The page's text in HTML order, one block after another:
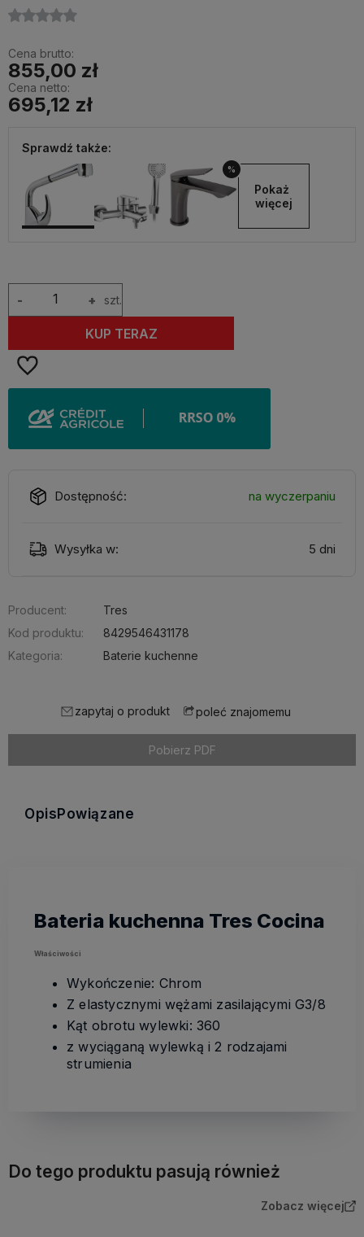
Cena brutto:
855,00 zł
Cena netto:
695,12 zł
Sprawdź także:
%
Pokaż
więcej
+
- szt.
KUP TERAZ
Dostępność: na wyczerpaniu
Wysyłka w: 5 dni
Producent:
Tres
Kod produktu:
8429546431178
Kategoria:
Baterie kuchenne
zapytaj o produkt poleć znajomemu
Pobierz PDF
Opis Powiązane
Bateria kuchenna Tres Cocina
Właściwości
Wykończenie: Chrom
Z elastycznymi wężami zasilającymi G3/8
Kąt obrotu wylewki: 360
z wyciąganą wylewką i 2 rodzajami
strumienia
Do tego produktu pasują również
Zobacz więcej